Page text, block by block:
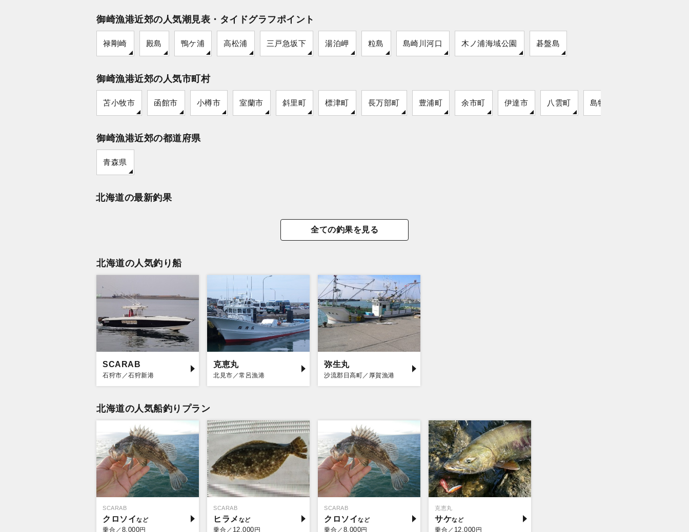
御崎漁港近郊の人気潮見表・タイドグラフポイント
禄剛崎 殿島 鴨ケ浦 高松浦 三戸急坂下 湯泊岬 粒島 島崎川河口 木ノ浦海域公園 碁盤島
御崎漁港近郊の人気市町村
苫小牧市 函館市 小樽市 室蘭市 斜里町 標津町 長万部町 豊浦町 余市町 伊達市 八雲町 島牧村
御崎漁港近郊の都道府県
青森県
北海道の最新釣果
全ての釣果を見る
北海道の人気釣り船
SCARAB
石狩市／石狩新港
克恵丸
北見市／常呂漁港
弥生丸
沙流郡日高町／厚賀漁港
北海道の人気船釣りプラン
SCARAB
クロソイ
乗合／ 8,000円
SCARAB
ヒラメ
乗合／ 12,000円
SCARAB
クロソイ
乗合／ 8,000円
克恵丸
サケ
乗合／ 12,000円